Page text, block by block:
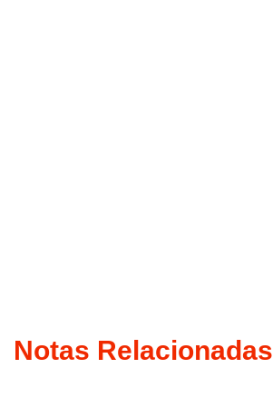
Notas Relacionadas